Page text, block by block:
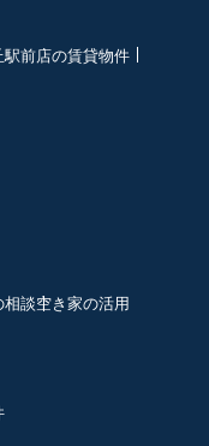
駅前店の賃貸物件
相談空き家の活用